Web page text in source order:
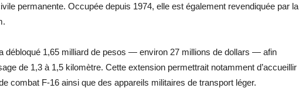
permanente. Occupée depuis 1974, elle est également revendiquée par la
débloqué 1,65 milliard de pesos — environ 27 millions de dollars — afin
de 1,3 à 1,5 kilomètre. Cette extension permettrait notamment d’accueillir
combat F-16 ainsi que des appareils militaires de transport léger.